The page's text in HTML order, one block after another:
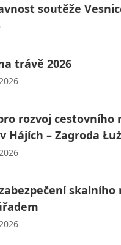
soutěže
trávě 2026
rozvoj cestovního
Hájích – Zagroda
skalního